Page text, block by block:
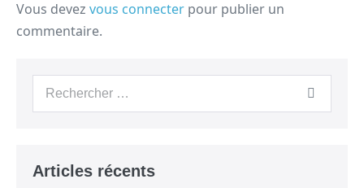
Vous devez vous connecter pour publier un
commentaire.
Articles récents